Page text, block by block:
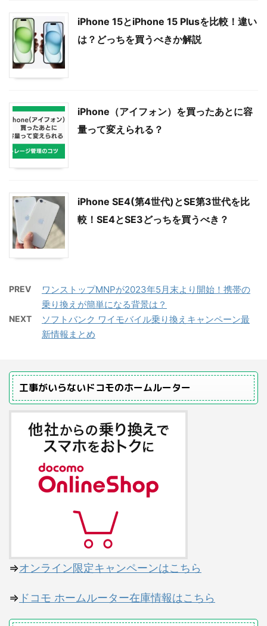
iPhone 15とiPhone 15 Plusを比較！違い
は？どっちを買うべきか解説
iPhone（アイフォン）を買ったあとに容
量って変えられる？
iPhone SE4(第4世代)とSE第3世代を比
較！SE4とSE3どっちを買うべき？
PREV
ワンストップMNPが2023年5月末より開始！携帯の
乗り換えが簡単になる背景は？
NEXT
ソフトバンク ワイモバイル乗り換えキャンペーン最
新情報まとめ
工事がいらないドコモのホームルーター
⇒オンライン限定キャンペーンはこちら
⇒ ドコモ ホームルーター在庫情報はこちら